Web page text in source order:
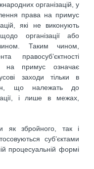
організацій, у
права на примус
які не виконують
організації або
Таким чином,
правосуб’єктності
на примус означає
заходи тільки в
що належать до
і лише в межах,
як збройного, так і
суб’єктами
процесуальній формі